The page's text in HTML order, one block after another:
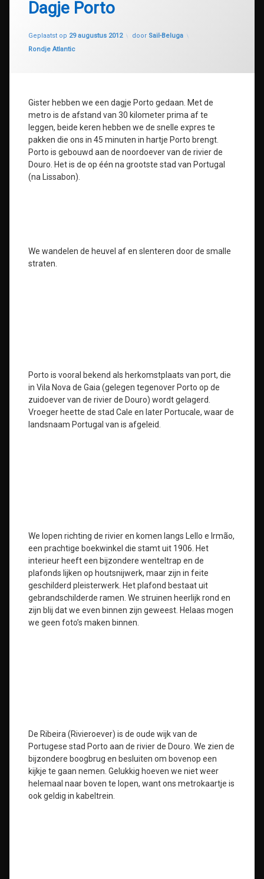
Dagje Porto
Geplaatst op 29 augustus 2012
Geüpdatet op
door Sail-Beluga
Categorieën:
Rondje Atlantic
Gister hebben we een dagje Porto gedaan. Met de
metro is de afstand van 30 kilometer prima af te
leggen, beide keren hebben we de snelle expres te
pakken die ons in 45 minuten in hartje Porto brengt.
Porto is gebouwd aan de noordoever van de rivier de
Douro. Het is de op één na grootste stad van Portugal
(na Lissabon).
We wandelen de heuvel af en slenteren door de smalle
straten.
Porto is vooral bekend als herkomstplaats van port, die
in Vila Nova de Gaia (gelegen tegenover Porto op de
zuidoever van de rivier de Douro) wordt gelagerd.
Vroeger heette de stad Cale en later Portucale, waar de
landsnaam Portugal van is afgeleid.
We lopen richting de rivier en komen langs Lello e Irmão,
een prachtige boekwinkel die stamt uit 1906. Het
interieur heeft een bijzondere wenteltrap en de
plafonds lijken op houtsnijwerk, maar zijn in feite
geschilderd pleisterwerk. Het plafond bestaat uit
gebrandschilderde ramen. We struinen heerlijk rond en
zijn blij dat we even binnen zijn geweest. Helaas mogen
we geen foto’s maken binnen.
De Ribeira (Rivieroever) is de oude wijk van de
Portugese stad Porto aan de rivier de Douro. We zien de
bijzondere boogbrug en besluiten om bovenop een
kijkje te gaan nemen. Gelukkig hoeven we niet weer
helemaal naar boven te lopen, want ons metrokaartje is
ook geldig in kabeltrein.